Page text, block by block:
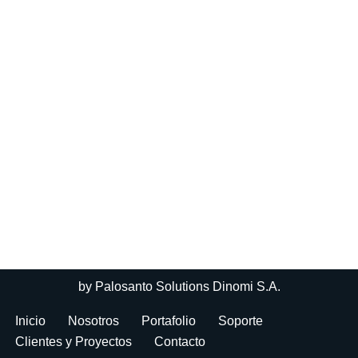
by Palosanto Solutions Dinomi S.A.
Inicio Nosotros Portafolio
Soporte
Clientes y Proyectos
Contacto